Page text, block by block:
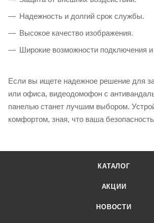
Надежность и долгий срок службы.
Высокое качество изображения.
Широкие возможности подключения и
Если вы ищете надежное решение для
или офиса, видеодомофон с
панелью станет лучшим выбором.
комфортом, зная, что ваша
КАТАЛОГ
АКЦИИ
НОВОСТИ